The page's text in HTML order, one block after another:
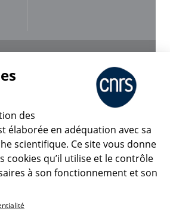
Partager
CNRS Le Mag
© 2026, CNRS
des
élaborée en adéquation avec sa
scientifique. Ce site vous donne
cookies qu’il utilise et le contrôle
à son fonctionnement et son